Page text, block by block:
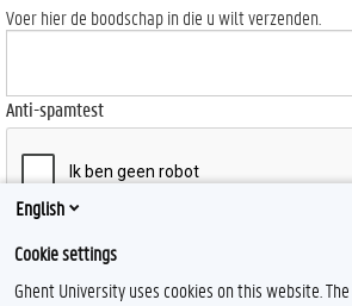
Voer hier de boodschap in die u wilt verzenden.
Anti-spamtest
Send
English
Cookie settings
Ghent University uses cookies on this website.